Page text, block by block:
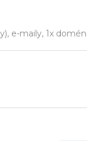
e-maily, 1x